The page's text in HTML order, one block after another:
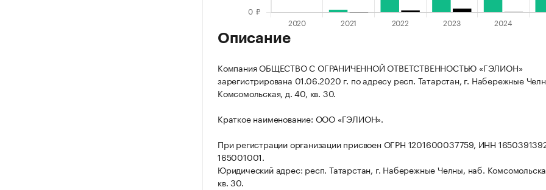
Описание
Компания ОБЩЕСТВО С ОГРАНИЧЕННОЙ ОТВЕТСТВЕННОСТЬЮ «ГЭЛИОН»
зарегистрирована 01.06.2020 г. по адресу респ. Татарстан, г. Набережные
Комсомольская, д. 40, кв. 30.
Краткое наименование: ООО «ГЭЛИОН».
При регистрации организации присвоен ОГРН 1201600037759, ИНН
165001001.
Юридический адрес: респ. Татарстан, г. Набережные Челны, наб.
кв. 30.